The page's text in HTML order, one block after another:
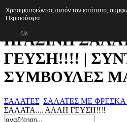
Συνταγές
ΠΡΑΣΙΝΗ
ΓΕΥΣΗ!!!! |
ΣΥΜΒΟΥΛΕΣ
ΣΑΛΑΤΕΣ ΣΑΛΑΤΕΣ ΜΕ
ΣΑΛΑΤΑ.... ΑΛΛΗ ΓΕΥΣΗ!!!!
Χρησιμοποιώντας αυτόν τον ιστότοπο,
Περισσότερα.
Οκ